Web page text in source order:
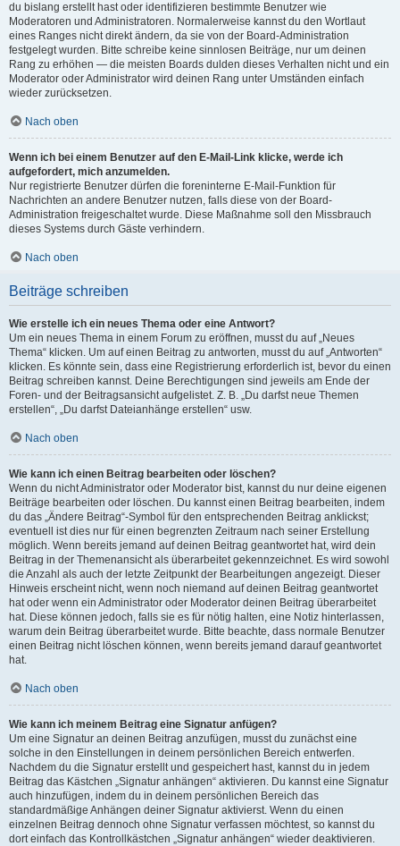
du bislang erstellt hast oder identifizieren bestimmte Benutzer wie
Moderatoren und Administratoren. Normalerweise kannst du den Wortlaut
eines Ranges nicht direkt ändern, da sie von der Board-Administration
festgelegt wurden. Bitte schreibe keine sinnlosen Beiträge, nur um deinen
Rang zu erhöhen — die meisten Boards dulden dieses Verhalten nicht und ein
Moderator oder Administrator wird deinen Rang unter Umständen einfach
wieder zurücksetzen.
Nach oben
Wenn ich bei einem Benutzer auf den E-Mail-Link klicke, werde ich
aufgefordert, mich anzumelden.
Nur registrierte Benutzer dürfen die foreninterne E-Mail-Funktion für
Nachrichten an andere Benutzer nutzen, falls diese von der Board-
Administration freigeschaltet wurde. Diese Maßnahme soll den Missbrauch
dieses Systems durch Gäste verhindern.
Nach oben
Beiträge schreiben
Wie erstelle ich ein neues Thema oder eine Antwort?
Um ein neues Thema in einem Forum zu eröffnen, musst du auf „Neues
Thema“ klicken. Um auf einen Beitrag zu antworten, musst du auf „Antworten“
klicken. Es könnte sein, dass eine Registrierung erforderlich ist, bevor du einen
Beitrag schreiben kannst. Deine Berechtigungen sind jeweils am Ende der
Foren- und der Beitragsansicht aufgelistet. Z. B. „Du darfst neue Themen
erstellen“, „Du darfst Dateianhänge erstellen“ usw.
Nach oben
Wie kann ich einen Beitrag bearbeiten oder löschen?
Wenn du nicht Administrator oder Moderator bist, kannst du nur deine eigenen
Beiträge bearbeiten oder löschen. Du kannst einen Beitrag bearbeiten, indem
du das „Ändere Beitrag“-Symbol für den entsprechenden Beitrag anklickst;
eventuell ist dies nur für einen begrenzten Zeitraum nach seiner Erstellung
möglich. Wenn bereits jemand auf deinen Beitrag geantwortet hat, wird dein
Beitrag in der Themenansicht als überarbeitet gekennzeichnet. Es wird sowohl
die Anzahl als auch der letzte Zeitpunkt der Bearbeitungen angezeigt. Dieser
Hinweis erscheint nicht, wenn noch niemand auf deinen Beitrag geantwortet
hat oder wenn ein Administrator oder Moderator deinen Beitrag überarbeitet
hat. Diese können jedoch, falls sie es für nötig halten, eine Notiz hinterlassen,
warum dein Beitrag überarbeitet wurde. Bitte beachte, dass normale Benutzer
einen Beitrag nicht löschen können, wenn bereits jemand darauf geantwortet
hat.
Nach oben
Wie kann ich meinem Beitrag eine Signatur anfügen?
Um eine Signatur an deinen Beitrag anzufügen, musst du zunächst eine
solche in den Einstellungen in deinem persönlichen Bereich entwerfen.
Nachdem du die Signatur erstellt und gespeichert hast, kannst du in jedem
Beitrag das Kästchen „Signatur anhängen“ aktivieren. Du kannst eine Signatur
auch hinzufügen, indem du in deinem persönlichen Bereich das
standardmäßige Anhängen deiner Signatur aktivierst. Wenn du einen
einzelnen Beitrag dennoch ohne Signatur verfassen möchtest, so kannst du
dort einfach das Kontrollkästchen „Signatur anhängen“ wieder deaktivieren.